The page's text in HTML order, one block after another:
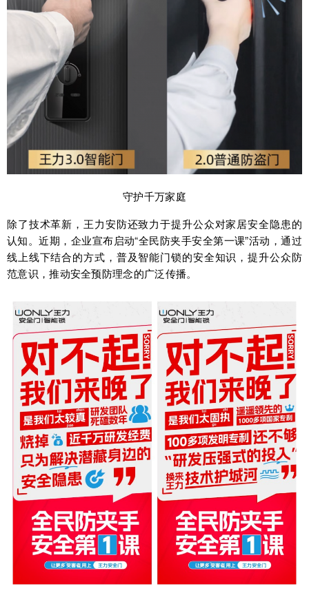
守护千万家庭
除了技术革新，王力安防还致力于提升公众对家居安全隐患的
认知。近期，企业宣布启动“全民防夹手安全第一课”活动，通过
线上线下结合的方式，普及智能门锁的安全知识，提升公众防
范意识，推动安全预防理念的广泛传播。